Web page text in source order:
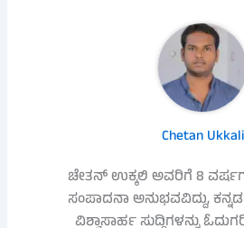
Chetan Ukkali
ಚೇತನ್ ಉಕ್ಕಲಿ ಅವರಿಗೆ 8
ಸಂಪಾದನಾ ಅನುಭವವಿದ್ದು,
ವಿಶ್ವಾಸಾರ್ಹ ಸುದ್ದಿಗಳನ್ನು